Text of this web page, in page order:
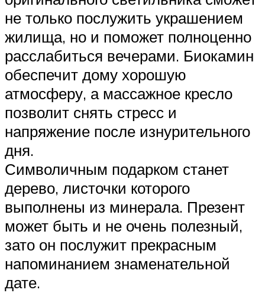
не только послужить украшением
жилища, но и поможет полноценно
расслабиться вечерами. Биокамин
обеспечит дому хорошую
атмосферу, а массажное кресло
позволит снять стресс и
напряжение после изнурительного
дня.
Символичным подарком станет
дерево, листочки которого
выполнены из минерала. Презент
может быть и не очень полезный,
зато он послужит прекрасным
напоминанием знаменательной
дате.